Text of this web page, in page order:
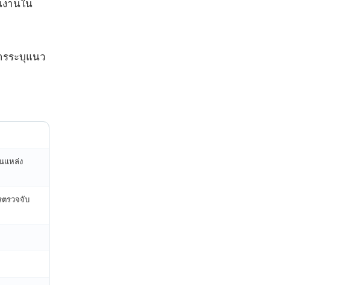
านใน
รระบุแนว
แหล่ง
ตรวจจับ